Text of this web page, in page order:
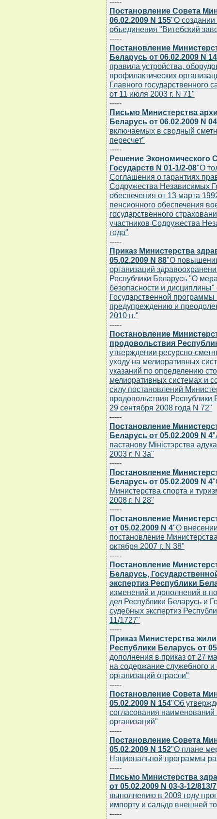
Постановление Совета
06.02.2009 N 155"О создании
объединения "Витебский
-----
Постановление
Беларусь от 06.02.2009 N 14
правила устройства,
профилактических
Главного государственного
от 11 июля 2003 г. N 71"
-----
Письмо Министерства
Беларусь от 06.02.2009 N
включаемых в сводный
пересчет"
-----
Решение Экономического
Государств N 01-1/2-08"О
Соглашения о гарантиях
Содружества Независимых
обеспечения от 13 марта
пенсионного обеспечения
государственного
участников Содружества
года"
-----
Приказ Министерства
05.02.2009 N 88"О
организаций
Республики Беларусь "О
безопасности и
Государственной
предупреждению и
2010 гг."
-----
Постановление
продовольствия
утверждении ресурсно-
уходу на мелиоративных
указаний по определению
мелиоративных системах и
силу постановлений
продовольствия Республики
29 сентября 2008 года N 72"
-----
Постановление
Беларусь от 05.02.2009 N 4
пастанову Мiнiстэрства
2003 г. N 3а"
-----
Постановление
Беларусь от 05.02.2009 N 4
Министерства спорта и
2008 г. N 28"
-----
Постановление
от 05.02.2009 N 4"О
постановление
октября 2007 г. N 38"
-----
Постановление
Беларусь,
экспертиз Республики
изменений и дополнений в
дел Республики Беларусь и
судебных экспертиз
11/1727"
-----
Приказ Министерства
Республики Беларусь от
дополнения в приказ от 27
на содержание служебного и
организаций отрасли"
-----
Постановление Совета
05.02.2009 N 154"Об
согласования
организаций"
-----
Постановление Совета
05.02.2009 N 152"О плане
Национальной программы
-----
Письмо Министерства
от 05.02.2009 N 03-3-12/813/
выполнению в 2009 году
импорту и сальдо внешней
-----